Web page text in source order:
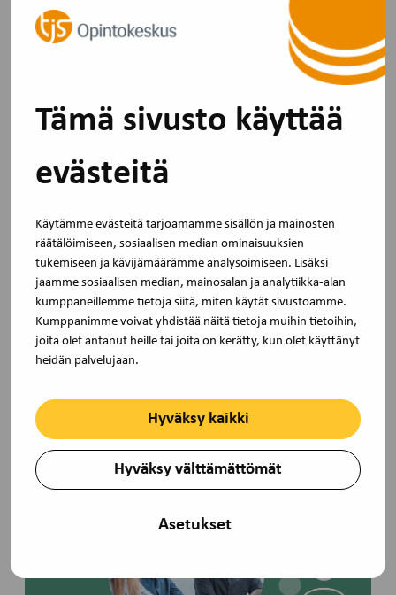
Tämä sivusto käyttää
evästeitä
Käytämme evästeitä tarjoamamme sisällön ja mainosten
räätälöimiseen, sosiaalisen median ominaisuuksien
tukemiseen ja kävijämäärämme analysoimiseen. Lisäksi
jaamme sosiaalisen median, mainosalan ja analytiikka-alan
kumppaneillemme tietoja siitä, miten käytät sivustoamme.
Kumppanimme voivat yhdistää näitä tietoja muihin tietoihin,
joita olet antanut heille tai joita on kerätty, kun olet käyttänyt
heidän palvelujaan.
Hyväksy kaikki
Hyväksy välttämättömät
Asetukset
Lisää uutisia
Uutinen30.4.2026
Akavan ja STTK:n järjestöt sekä TJS
kouluttajina vuonna 2025
Akavan ja STTK:n jäsenjärjestöjen sekä…